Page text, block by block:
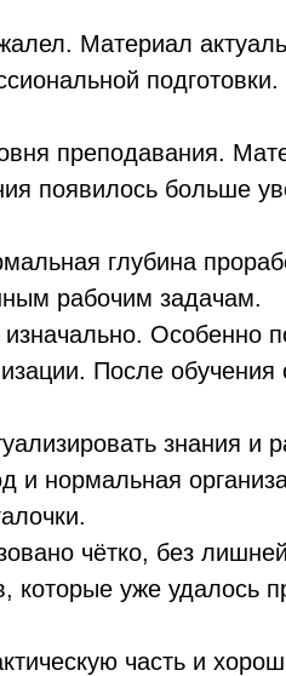
Материал
преподавания.
появилось больше
глубина
рабочим задачам.
Особенно
После обучения
знания и
и нормальная
чётко, без
уже удалось
часть и